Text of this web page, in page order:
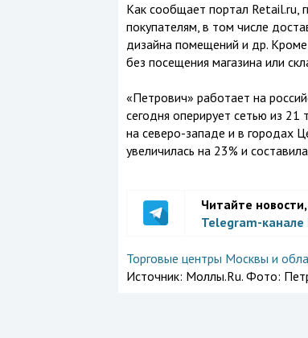
Как сообщает портал Retail.ru,
покупателям, в том числе
дизайна помещений и др. Кроме
без посещения магазина или
«Петрович» работает на
сегодня оперирует сетью из 21
на северо-западе и в городах
увеличилась на 23% и
Читайте
Telegram-
Торговые центры Москвы и
Источник: Моллы.Ru. Фото: